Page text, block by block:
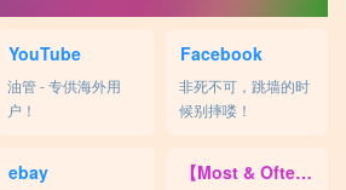
YouTube
油管 - 专供海外用
户！
Facebook
非死不可，跳墙的时
候别摔喽！
ebay 【Most & Often】